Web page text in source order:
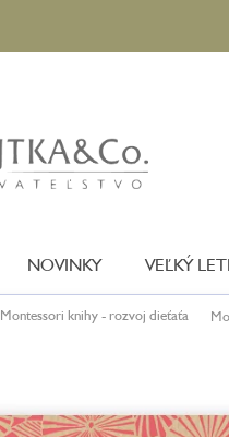
NOVINKY VEĽKÝ
Montessori knihy - rozvoj dieťaťa